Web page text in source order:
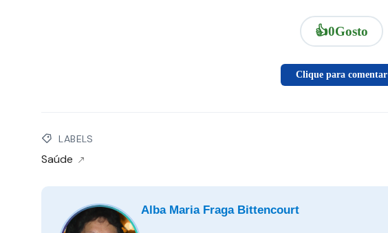
👍0Gosto
Clique para comentar
LABELS
Saúde
Alba Maria Fraga Bittencourt